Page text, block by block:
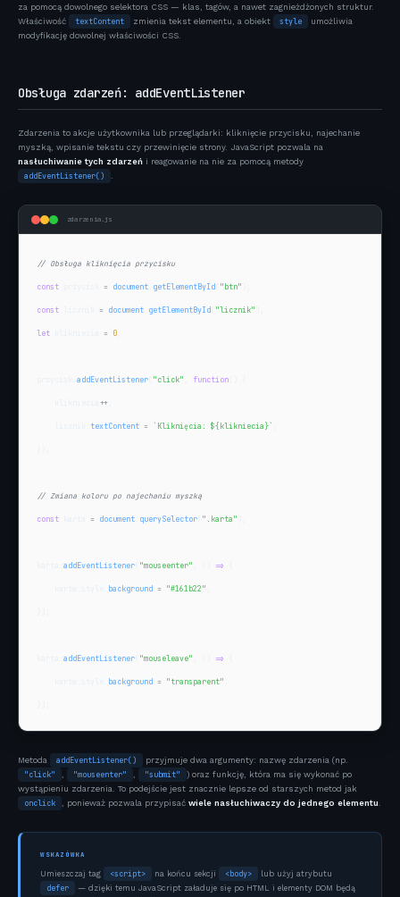
za pomocą dowolnego selektora CSS — klas, tagów, a nawet zagnieżdżonych struktur.
Właściwość
textContent zmienia tekst elementu, a obiekt style
umożliwia
modyfikację dowolnej właściwości CSS.
Obsługa zdarzeń: addEventListener
Zdarzenia to akcje użytkownika lub przeglądarki: kliknięcie przycisku, najechanie
myszką, wpisanie tekstu czy przewinięcie strony. JavaScript pozwala na
nasłuchiwanie tych zdarzeń i reagowanie na nie za pomocą metody
addEventListener()
zdarzenia.js
// Obsługa kliknięcia przycisku
const = document getElementById "btn"
const = document getElementById "licznik"
let = 0
addEventListener "click" function
++
textContent = `Kliknięcia: ${klikniecia} `
// Zmiana koloru po najechaniu myszką
const = document querySelector ".karta"
addEventListener "mouseenter" =>
background = "#161b22"
addEventListener "mouseleave" =>
background = "transparent"
Metoda addEventListener() przyjmuje dwa argumenty: nazwę zdarzenia (np.
"click" "mouseenter" "submit"
) oraz funkcję, która ma się wykonać po
wystąpieniu zdarzenia. To podejście jest znacznie lepsze od starszych metod jak
onclick , ponieważ pozwala przypisać wiele nasłuchiwaczy do jednego elementu
WSKAZÓWKA
Umieszczaj tag <script> na końcu sekcji <body> lub użyj atrybutu
defer
— dzięki temu JavaScript załaduje się po HTML i elementy DOM będą